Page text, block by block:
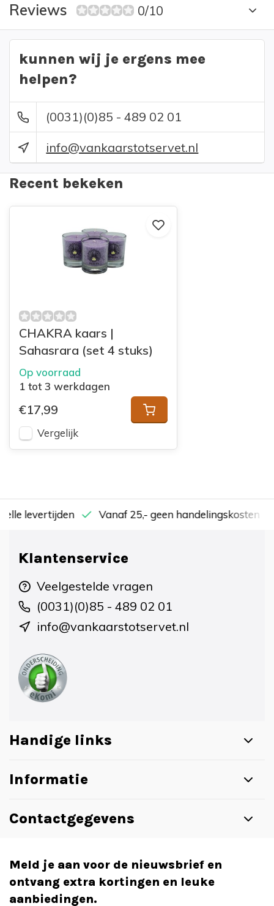
Reviews 0/10
kunnen wij je ergens mee
helpen?
(0031)(0)85 - 489 02 01
info@vankaarstotservet.nl
Recent bekeken
CHAKRA kaars |
Sahasrara (set 4 stuks)
Op voorraad
1 tot 3 werkdagen
€17,99
Vergelijk
levertijden Vanaf 25,- geen handelingskosten
Klantenservice
Veelgestelde vragen
(0031)(0)85 - 489 02 01
info@vankaarstotservet.nl
Handige links
Informatie
Contactgegevens
Meld je aan voor de nieuwsbrief en
ontvang extra kortingen en leuke
aanbiedingen.